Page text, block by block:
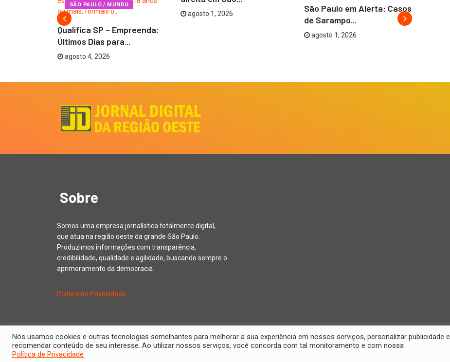
SÃO PAULO / MUNDO
Qualifica SP – Empreenda:
Últimos Dias para...
agosto 4, 2026
agosto 1, 2026
São Paulo em Alerta: Casos
de Sarampo...
agosto 1, 2026
Sobre
Somos uma empresa jornalística totalmente digital,
que atua na região oeste da grande São Paulo.
Produzimos informações com transparência,
credibilidade, qualidade e agilidade, buscando sempre o
aprimoramento da democracia.
Política de Privacidade
Nós usamos cookies e outras tecnologias semelhantes para melhorar a sua experiência em nossos serviços, personalizar publicidade e
recomendar conteúdo de seu interesse. Ao utilizar nossos serviços, você concorda com tal monitoramento e com nossa
Política de Privacidade